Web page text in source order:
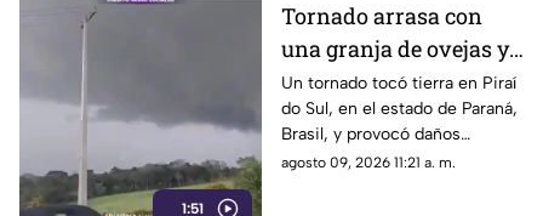
1:51
Tornado arrasa con
una granja de ovejas y
sorprende a habitantes
Un tornado tocó tierra en Piraí
do Sul, en el estado de Paraná,
Brasil, y provocó daños
importantes en una granja de
agosto 09, 2026 11:21 a. m.